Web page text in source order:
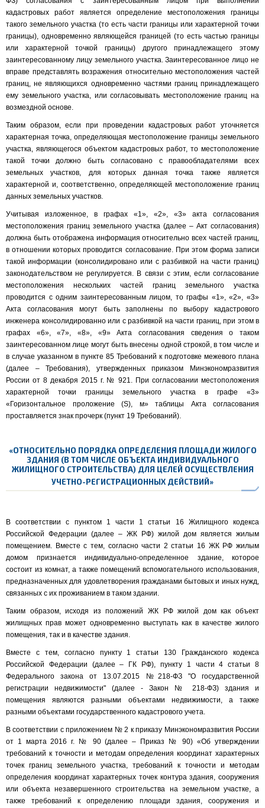
кадастровых работ является определение местоположения границы
такого земельного участка (то есть части границы или характерной точки
границы), одновременно являющейся границей (то есть частью границы
или характерной точкой границы) другого принадлежащего этому
заинтересованному лицу земельного участка. Заинтересованное лицо не
вправе представлять возражения относительно местоположения частей
границ, не являющихся одновременно частями границ принадлежащего
ему земельного участка, или согласовывать местоположение границ на
возмездной основе.
Таким образом, если при проведении кадастровых работ уточняется
характерная точка, определяющая местоположение границы земельного
участка, являющегося объектом кадастровых работ, то местоположение
такой точки должно быть согласовано с правообладателями всех
земельных участков, для которых данная точка также является
характерной и, соответственно, определяющей местоположение границ
данных земельных участков.
Учитывая изложенное, в графах «1», «2», «3» акта согласования
местоположения границ земельного участка (далее – Акт согласования)
должна быть отображена информация относительно всех частей границ,
в отношении которых проводится согласование. При этом форма записи
такой информации (консолидировано или с разбивкой на части границ)
законодательством не регулируется. В связи с этим, если согласование
местоположения нескольких частей границ земельного участка
проводится с одним заинтересованным лицом, то графы «1», «2», «3»
Акта согласования могут быть заполнены по выбору кадастрового
инженера консолидированно или с разбивкой на части границ, при этом в
графах «6», «7», «8», «9» Акта согласования сведения о таком
заинтересованном лице могут быть внесены одной строкой, в том числе и
в случае указанном в пункте 85 Требований к подготовке межевого плана
(далее – Требования), утвержденных приказом Минэкономразвития
России от 8 декабря 2015 г. № 921. При согласовании местоположения
характерной точки границы земельного участка в графе «3»
«Горизонтальное проложение (S), м» таблицы Акта согласования
проставляется знак прочерк (пункт 19 Требований).
«ОТНОСИТЕЛЬНО ПОРЯДКА ОПРЕДЕЛЕНИЯ ПЛОЩАДИ ЖИЛОГО
ЗДАНИЯ (В ТОМ ЧИСЛЕ ОБЪЕКТА ИНДИВИДУАЛЬНОГО
ЖИЛИЩНОГО СТРОИТЕЛЬСТВА) ДЛЯ ЦЕЛЕЙ ОСУЩЕСТВЛЕНИЯ
УЧЕТНО-РЕГИСТРАЦИОННЫХ ДЕЙСТВИЙ»
В соответствии с пунктом 1 части 1 статьи 16 Жилищного кодекса
Российской Федерации (далее – ЖК РФ) жилой дом является жилым
помещением. Вместе с тем, согласно части 2 статьи 16 ЖК РФ жилым
домом признается индивидуально-определенное здание, которое
состоит из комнат, а также помещений вспомогательного использования,
предназначенных для удовлетворения гражданами бытовых и иных нужд,
связанных с их проживанием в таком здании.
Таким образом, исходя из положений ЖК РФ жилой дом как объект
жилищных прав может одновременно выступать как в качестве жилого
помещения, так и в качестве здания.
Вместе с тем, согласно пункту 1 статьи 130 Гражданского кодекса
Российской Федерации (далее – ГК РФ), пункту 1 части 4 статьи 8
Федерального закона от 13.07.2015 №218-ФЗ "О государственной
регистрации недвижимости" (далее - Закон № 218-ФЗ) здания и
помещения являются разными объектами недвижимости, а также
разными объектами государственного кадастрового учета.
В соответствии с приложением № 2 к приказу Минэкономразвития России
от 1 марта 2016 г. № 90 (далее – Приказ № 90) «Об утверждении
требований к точности и методам определения координат характерных
точек границ земельного участка, требований к точности и методам
определения координат характерных точек контура здания, сооружения
или объекта незавершенного строительства на земельном участке, а
также требований к определению площади здания, сооружения и